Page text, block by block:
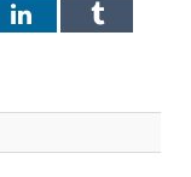
LinkedInTumblr